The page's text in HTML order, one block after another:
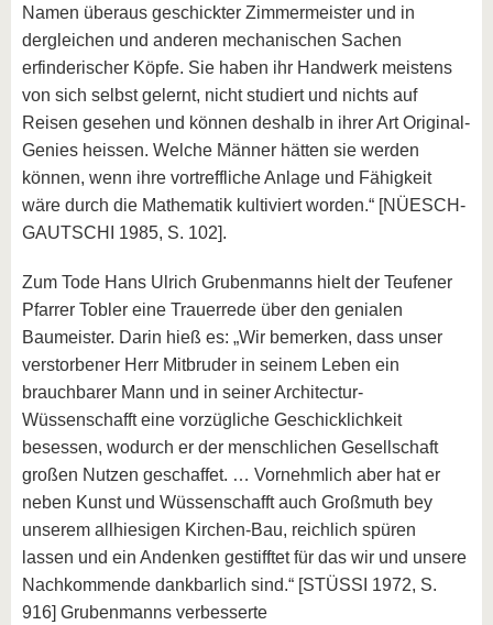
Namen überaus geschickter Zimmermeister und in
dergleichen und anderen mechanischen Sachen
erfinderischer Köpfe. Sie haben ihr Handwerk meistens
von sich selbst gelernt, nicht studiert und nichts auf
Reisen gesehen und können deshalb in ihrer Art Original-
Genies heissen. Welche Männer hätten sie werden
können, wenn ihre vortreffliche Anlage und Fähigkeit
wäre durch die Mathematik kultiviert worden.“ [NÜESCH-
GAUTSCHI 1985, S. 102].
Zum Tode Hans Ulrich Grubenmanns hielt der Teufener
Pfarrer Tobler eine Trauerrede über den genialen
Baumeister. Darin hieß es: „Wir bemerken, dass unser
verstorbener Herr Mitbruder in seinem Leben ein
brauchbarer Mann und in seiner Architectur-
Wüssenschafft eine vorzügliche Geschicklichkeit
besessen, wodurch er der menschlichen Gesellschaft
großen Nutzen geschaffet. … Vornehmlich aber hat er
neben Kunst und Wüssenschafft auch Großmuth bey
unserem allhiesigen Kirchen-Bau, reichlich spüren
lassen und ein Andenken gestifftet für das wir und unsere
Nachkommende dankbarlich sind.“ [STÜSSI 1972, S.
916] Grubenmanns verbesserte